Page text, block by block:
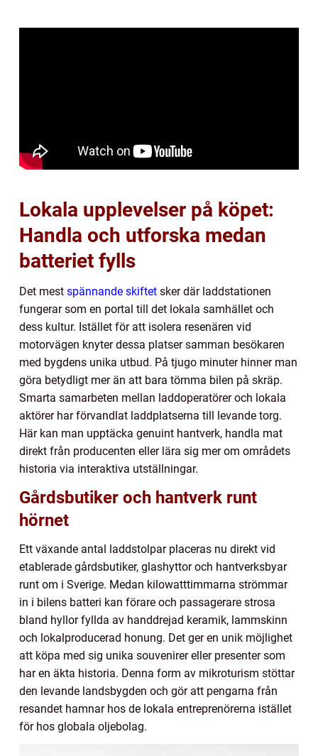
Lokala upplevelser på köpet:
Handla och utforska medan
batteriet fylls
Det mest spännande skiftet sker där laddstationen
fungerar som en portal till det lokala samhället och
dess kultur. Istället för att isolera resenären vid
motorvägen knyter dessa platser samman besökaren
med bygdens unika utbud. På tjugo minuter hinner man
göra betydligt mer än att bara tömma bilen på skräp.
Smarta samarbeten mellan laddoperatörer och lokala
aktörer har förvandlat laddplatserna till levande torg.
Här kan man upptäcka genuint hantverk, handla mat
direkt från producenten eller lära sig mer om områdets
historia via interaktiva utställningar.
Gårdsbutiker och hantverk runt
hörnet
Ett växande antal laddstolpar placeras nu direkt vid
etablerade gårdsbutiker, glashyttor och hantverksbyar
runt om i Sverige. Medan kilowatttimmarna strömmar
in i bilens batteri kan förare och passagerare strosa
bland hyllor fyllda av handdrejad keramik, lammskinn
och lokalproducerad honung. Det ger en unik möjlighet
att köpa med sig unika souvenirer eller presenter som
har en äkta historia. Denna form av mikroturism stöttar
den levande landsbygden och gör att pengarna från
resandet hamnar hos de lokala entreprenörerna istället
för hos globala oljebolag.